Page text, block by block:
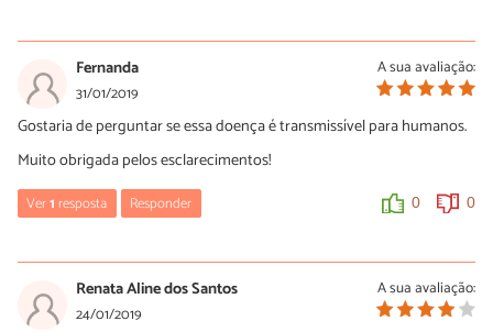
canina-21747.html
A equipe do PeritoAnimal deseja rápidas melhoras!
0 0
08/07/2019
Oi Gilson! Veja nosso artigo com remédios caseiros para tosse
canina:
a-tosse-canina-21747.html
No entanto, é extremamente importante que você busque ajuda
A equipe do PeritoAnimal deseja rápidas melhoras!
A sua avaliação:
Fernanda
31/01/2019
Gostaria de perguntar se essa doença é transmissível para humanos.
Muito obrigada pelos esclarecimentos!
Ver1resposta Responder 0 0
07/04/2019
Não é.
A sua avaliação:
Renata Aline dos Santos
24/01/2019